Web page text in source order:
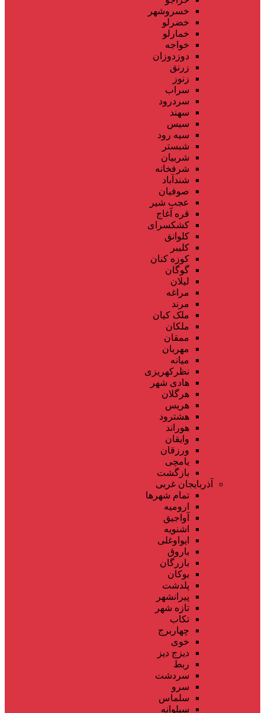
خسروشهر
خضرلو
خمارلو
خواجه
دوزدوزان
زرنق
زنوز
سراب
سردرود
سهند
سیس
سیه رود
شبستر
شربیان
شرفخانه
شندآباد
صوفیان
عجب شیر
قره آغاج
کشکسرای
کلوانق
کلیبر
کوزه کنان
گوگان
لیلان
مراغه
مرند
ملک کیان
ملکان
ممقان
مهربان
میانه
نظرکهریزی
هادی شهر
هرگلان
هریس
هشترود
هوراند
وایقان
ورزقان
یامچی
بازگشت
آذربایجان غربی
تمام شهر‌ها
ارومیه
آواجیق
اشنویه
ایواوغلی
باروق
بازرگان
بوکان
پلدشت
پیرانشهر
تازه شهر
تکاب
چهاربرج
خوی
دیزج دیز
ربط
سردشت
سرو
سلماس
سیلوانه